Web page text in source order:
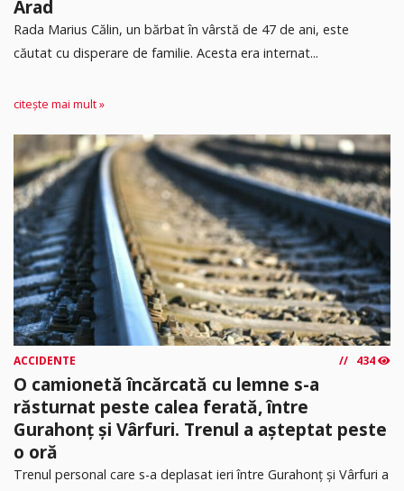
Arad
Rada Marius Călin, un bărbat în vârstă de 47 de ani, este
căutat cu disperare de familie. Acesta era internat...
citește mai mult »
ACCIDENTE 434
O camionetă încărcată cu lemne s-a
răsturnat peste calea ferată, între
Gurahonț și Vârfuri. Trenul a așteptat peste
o oră
Trenul personal care s-a deplasat ieri între Gurahonț și Vârfuri a